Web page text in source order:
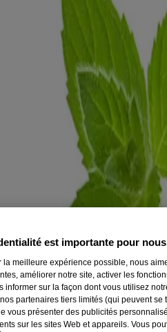
est importante pour nous
la meilleure expérience possible, nous
améliorer notre site, activer les
informer sur la façon dont vous utilisez
partenaires tiers limités (qui peuvent se
vous présenter des publicités
sur les sites Web et appareils. Vous